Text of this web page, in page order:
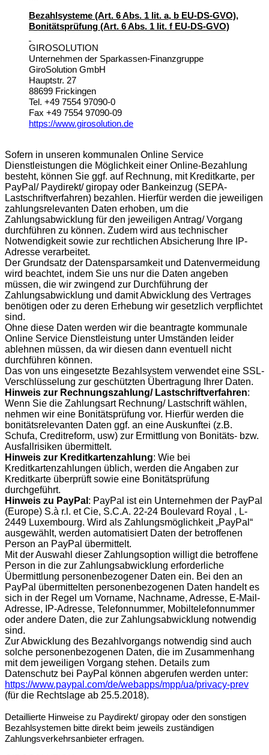
Bezahlsysteme (Art. 6 Abs. 1 lit. a, b EU-DS-GVO),
Bonitätsprüfung (Art. 6 Abs. 1 lit. f EU-DS-GVO)
GIROSOLUTION
Unternehmen der Sparkassen-Finanzgruppe
GiroSolution GmbH
Hauptstr. 27
88699 Frickingen
Tel. +49 7554 97090-0
Fax +49 7554 97090-09
https://www.girosolution.de
Sofern in unseren kommunalen Online Service
Dienstleistungen die Möglichkeit einer Online-Bezahlung
besteht, können Sie ggf. auf Rechnung, mit Kreditkarte, per
PayPal/ Paydirekt/ giropay oder Bankeinzug (SEPA-
Lastschriftverfahren) bezahlen. Hierfür werden die jeweiligen
zahlungsrelevanten Daten erhoben, um die
Zahlungsabwicklung für den jeweiligen Antrag/ Vorgang
durchführen zu können. Zudem wird aus technischer
Notwendigkeit sowie zur rechtlichen Absicherung Ihre IP-
Adresse verarbeitet.
Der Grundsatz der Datensparsamkeit und Datenvermeidung
wird beachtet, indem Sie uns nur die Daten angeben
müssen, die wir zwingend zur Durchführung der
Zahlungsabwicklung und damit Abwicklung des Vertrages
benötigen oder zu deren Erhebung wir gesetzlich verpflichtet
sind.
Ohne diese Daten werden wir die beantragte kommunale
Online Service Dienstleistung unter Umständen leider
ablehnen müssen, da wir diesen dann eventuell nicht
durchführen können.
Das von uns eingesetzte Bezahlsystem verwendet eine SSL-
Verschlüsselung zur geschützten Übertragung Ihrer Daten.
Hinweis zur Rechnungszahlung/ Lastschriftverfahren:
Wenn Sie die Zahlungsart Rechnung/ Lastschrift wählen,
nehmen wir eine Bonitätsprüfung vor. Hierfür werden die
bonitätsrelevanten Daten ggf. an eine Auskunftei (z.B.
Schufa, Creditreform, usw) zur Ermittlung von Bonitäts- bzw.
Ausfallrisiken übermittelt.
Hinweis zur Kreditkartenzahlung: Wie bei
Kreditkartenzahlungen üblich, werden die Angaben zur
Kreditkarte überprüft sowie eine Bonitätsprüfung
durchgeführt.
Hinweis zu PayPal : PayPal ist ein Unternehmen der PayPal
(Europe) S.à r.l. et Cie, S.C.A. 22-24 Boulevard Royal , L-
2449 Luxembourg. Wird als Zahlungsmöglichkeit „PayPal“
ausgewählt, werden automatisiert Daten der betroffenen
Person an PayPal übermittelt.
Mit der Auswahl dieser Zahlungsoption willigt die betroffene
Person in die zur Zahlungsabwicklung erforderliche
Übermittlung personenbezogener Daten ein. Bei den an
PayPal übermittelten personenbezogenen Daten handelt es
sich in der Regel um Vorname, Nachname, Adresse, E-Mail-
Adresse, IP-Adresse, Telefonnummer, Mobiltelefonnummer
oder andere Daten, die zur Zahlungsabwicklung notwendig
sind.
Zur Abwicklung des Bezahlvorgangs notwendig sind auch
solche personenbezogenen Daten, die im Zusammenhang
mit dem jeweiligen Vorgang stehen. Details zum
Datenschutz bei PayPal können abgerufen werden unter:
https://www.paypal.com/de/webapps/mpp/ua/privacy-prev
(für die Rechtslage ab 25.5.2018).
Detaillierte Hinweise zu Paydirekt/ giropay oder den sonstigen
Bezahlsystemen bitte direkt beim jeweils zuständigen
Zahlungsverkehrsanbieter erfragen.